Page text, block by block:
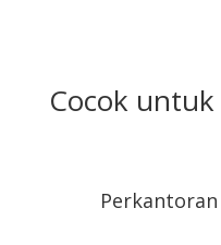
Cocok untuk
Perkantoran